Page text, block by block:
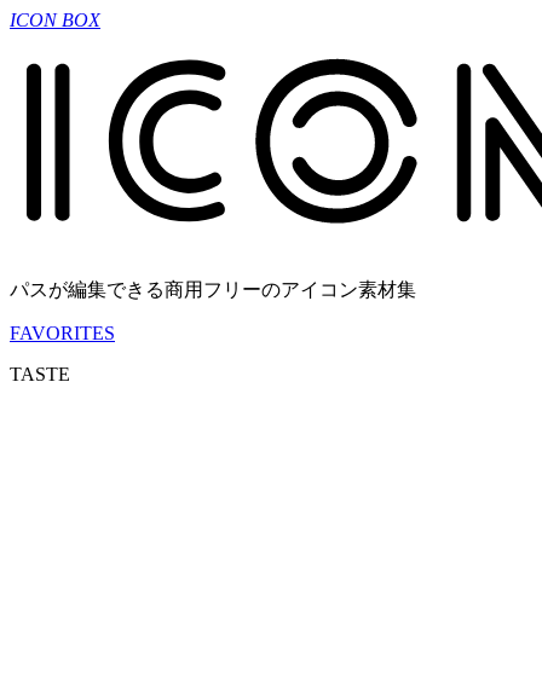
ICON BOX
パスが編集できる商用フリーのアイコン素材集
FAVORITES
TASTE